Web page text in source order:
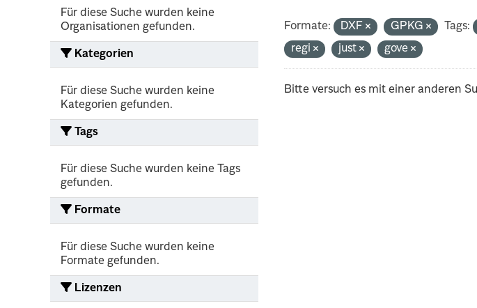
Für diese Suche wurden keine
Organisationen gefunden.
Kategorien
Für diese Suche wurden keine
Kategorien gefunden.
Tags
Für diese Suche wurden keine Tags
gefunden.
Formate
Für diese Suche wurden keine
Formate gefunden.
Lizenzen
Formate: DXF GPKG Tags:
regi
just gove
Bitte versuch es mit einer anderen